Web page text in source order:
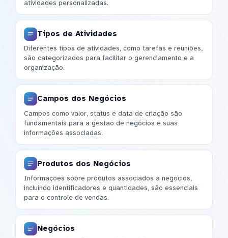
atividades personalizadas.
Tipos de Atividades
Diferentes tipos de atividades, como tarefas e reuniões,
são categorizados para facilitar o gerenciamento e a
organização.
Campos dos Negócios
Campos como valor, status e data de criação são
fundamentais para a gestão de negócios e suas
informações associadas.
Produtos dos Negócios
Informações sobre produtos associados a negócios,
incluindo identificadores e quantidades, são essenciais
para o controle de vendas.
Negócios